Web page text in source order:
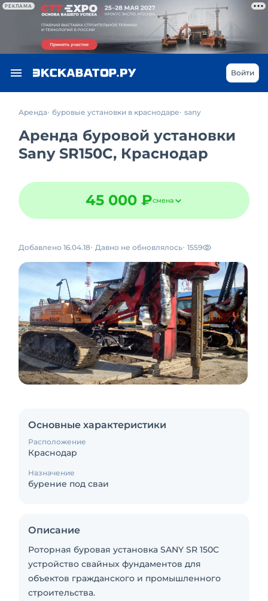
РЕКЛАМА
Войти
Аренда буровые установки в краснодаре sany
Аренда буровой установки
Sany SR150C, Краснодар
45 000 ₽смена
Добавлено 16.04.18 Давно не обновлялось 1559
Основные характеристики
Расположение
Краснодар
Назначение
бурение под сваи
Описание
Роторная буровая установка SANY SR 150C
устройство свайных фундаментов для
объектов гражданского и промышленного
строительства.